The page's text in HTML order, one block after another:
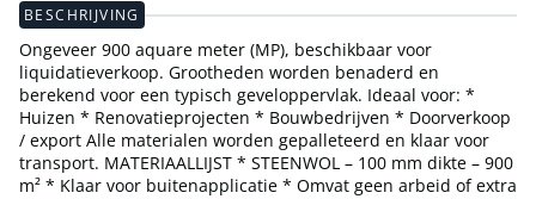
BESCHRIJVING
Ongeveer 900 aquare meter (MP), beschikbaar voor
liquidatieverkoop. Grootheden worden benaderd en
berekend voor een typisch geveloppervlak. Ideaal voor: *
Huizen * Renovatieprojecten * Bouwbedrijven * Doorverkoop
/ export Alle materialen worden gepalleteerd en klaar voor
transport. MATERIAALLIJST * STEENWOL – 100 mm dikte – 900
m² * Klaar voor buitenapplicatie * Omvat geen arbeid of extra